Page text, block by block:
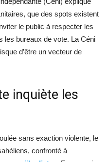
que des spots existent
le public à respecter les
les bureaux de vote. La Céni
d’être un vecteur de
inquiète les
sans exaction violente, le
confronté à